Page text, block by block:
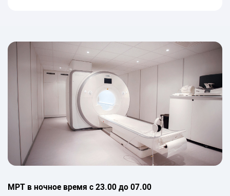
МРТ в ночное время с 23.00 до 07.00